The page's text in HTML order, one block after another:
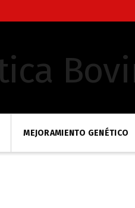
MEJORAMIENTO GENÉTICO